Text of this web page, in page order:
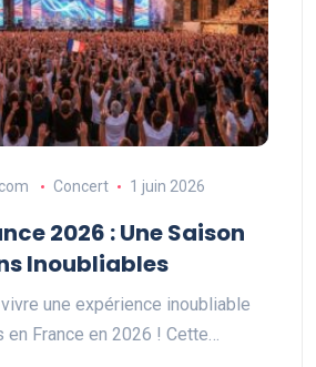
Concert 1 juin 2026
2026 : Une Saison
Inoubliables
une expérience inoubliable
France en 2026 ! Cette…